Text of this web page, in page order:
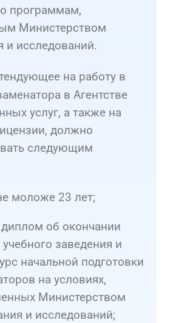
программам,
Министерством
и исследований.
на работу в
в Агентстве
услуг, а также на
должно
следующим
моложе 23 лет;
об окончании
заведения и
начальной подготовки
на условиях,
Министерством
и исследований;